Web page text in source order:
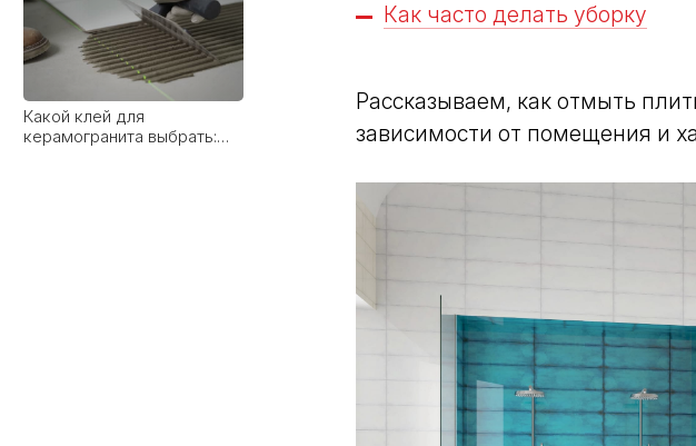
Как часто делать уборку
Рассказываем, как отмыть
зависимости от помещения и
Какой клей для
керамогранита выбрать: